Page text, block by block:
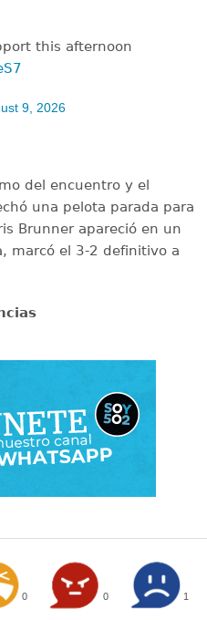
this afternoon
9, 2026
del encuentro y el
una pelota parada para
Brunner apareció en un
marcó el 3-2 definitivo a
0 0 1